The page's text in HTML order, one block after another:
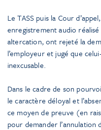
Le TASS puis la Cour
enregistrement audio réalisé
altercation, ont rejeté la
l’employeur et jugé que
inexcusable.
Dans le cadre de son
le caractère déloyal et
ce moyen de preuve (en
pour demander l’annulation